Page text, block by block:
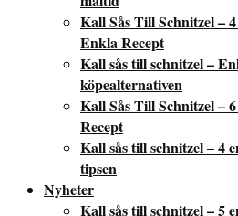
Kall Sås Till Schnitzel –
Enkla Recept
Kall sås till schnitzel –
köpealternativen
Kall Sås Till Schnitzel –
Recept
Kall sås till schnitzel – 4
tipsen
Nyheter
Kall sås till schnitzel – 5